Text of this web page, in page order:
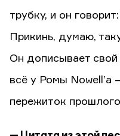
трубку, и он
Прикинь, думаю,
Он дописывает
всё у Ромы Nowell’а
пережиток